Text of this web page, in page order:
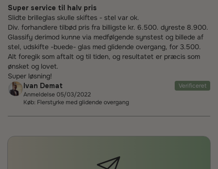
Super service til halv pris
Slidte brilleglas skulle skiftes - stel var ok.
Div. forhandlere tilbød pris fra billigste kr. 6.500. dyreste 8.900.
Glassify derimod kunne via medfølgende synstest og billede af
stel, udskifte -buede- glas med glidende overgang, for 3.500.
Alt foregik som aftalt og til tiden, og resultatet er præcis som
ønsket og lovet.
Super løsning!
Ivan Demat
Verificeret
Anmeldelse 05/03/2022
Køb: Flerstyrke med glidende overgang